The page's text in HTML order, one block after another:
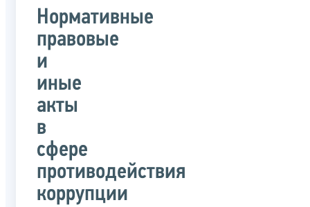
Нормативные
правовые
и
иные
акты
в
сфере
противодействия
коррупции